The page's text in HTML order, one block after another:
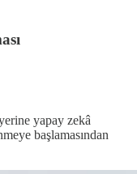
yapay zekâ
başlamasından